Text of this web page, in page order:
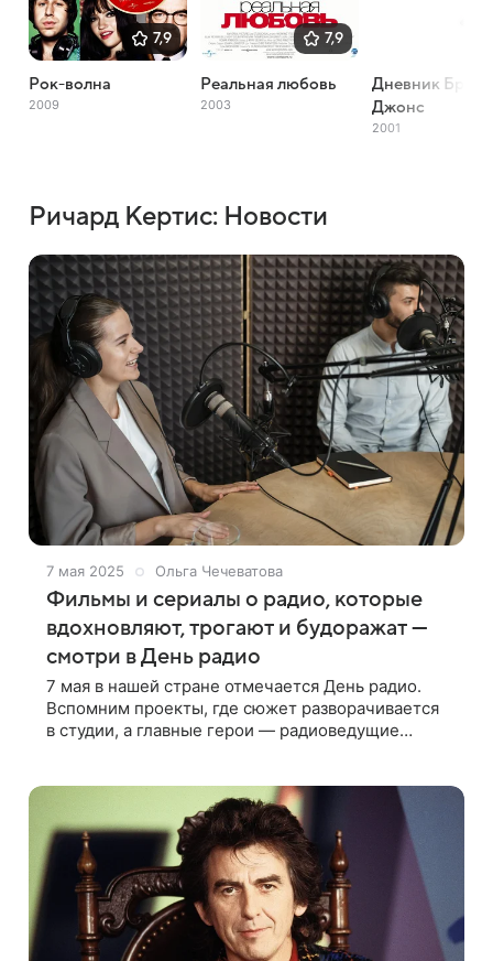
7,9
Рок-волна
2009
7,9
Реальная любовь
2003
Дневник
Джонс
2001
Ричард Кертис: Новости
7 мая 2025 Ольга Чечеватова
Фильмы и сериалы о радио, которые
вдохновляют, трогают и будоражат —
смотри в День радио
7 мая в нашей стране отмечается День радио.
Вспомним проекты, где сюжет разворачивается
в студии, а главные герои — радиоведущие